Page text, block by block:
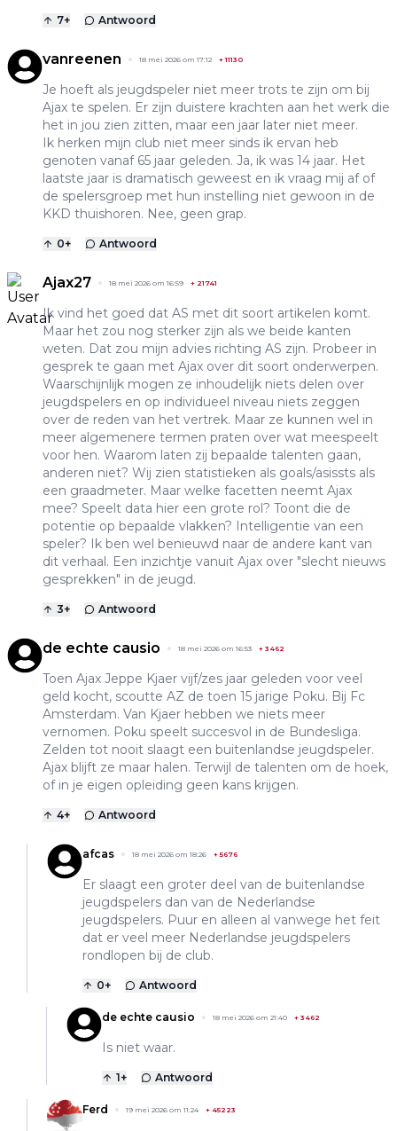
7+ Antwoord
vanreenen 18 mei 2026 om 17:12 +11130
Je hoeft als jeugdspeler niet meer trots te zijn om bij
Ajax te spelen. Er zijn duistere krachten aan het werk die
het in jou zien zitten, maar een jaar later niet meer.
Ik herken mijn club niet meer sinds ik ervan heb
genoten vanaf 65 jaar geleden. Ja, ik was 14 jaar. Het
laatste jaar is dramatisch geweest en ik vraag mij af of
de spelersgroep met hun instelling niet gewoon in de
KKD thuishoren. Nee, geen grap.
0+ Antwoord
Ajax27 18 mei 2026 om 16:59 + 21741
Ik vind het goed dat AS met dit soort artikelen komt.
Maar het zou nog sterker zijn als we beide kanten
weten. Dat zou mijn advies richting AS zijn. Probeer in
gesprek te gaan met Ajax over dit soort onderwerpen.
Waarschijnlijk mogen ze inhoudelijk niets delen over
jeugdspelers en op individueel niveau niets zeggen
over de reden van het vertrek. Maar ze kunnen wel in
meer algemenere termen praten over wat meespeelt
voor hen. Waarom laten zij bepaalde talenten gaan,
anderen niet? Wij zien statistieken als goals/asissts als
een graadmeter. Maar welke facetten neemt Ajax
mee? Speelt data hier een grote rol? Toont die de
potentie op bepaalde vlakken? Intelligentie van een
speler? Ik ben wel benieuwd naar de andere kant van
dit verhaal. Een inzichtje vanuit Ajax over "slecht nieuws
gesprekken" in de jeugd.
3+ Antwoord
de echte causio 18 mei 2026 om 16:53 + 3462
Toen Ajax Jeppe Kjaer vijf/zes jaar geleden voor veel
geld kocht, scoutte AZ de toen 15 jarige Poku. Bij Fc
Amsterdam. Van Kjaer hebben we niets meer
vernomen. Poku speelt succesvol in de Bundesliga.
Zelden tot nooit slaagt een buitenlandse jeugdspeler.
Ajax blijft ze maar halen. Terwijl de talenten om de hoek,
of in je eigen opleiding geen kans krijgen.
4+ Antwoord
afcas 18 mei 2026 om 18:26 +5676
Er slaagt een groter deel van de buitenlandse
jeugdspelers dan van de Nederlandse
jeugdspelers. Puur en alleen al vanwege het feit
dat er veel meer Nederlandse jeugdspelers
rondlopen bij de club.
0+ Antwoord
de echte causio 18 mei 2026 om 21:40 + 3462
Is niet waar.
1+ Antwoord
Ferd 19 mei 2026 om 11:24 + 45223